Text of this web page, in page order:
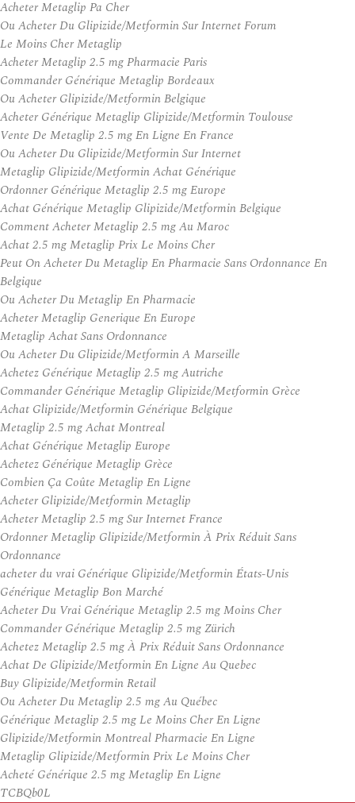
Acheter Metaglip Pa Cher
Ou Acheter Du Glipizide/Metformin Sur Internet Forum
Le Moins Cher Metaglip
Acheter Metaglip 2.5 mg Pharmacie Paris
Commander Générique Metaglip Bordeaux
Ou Acheter Glipizide/Metformin Belgique
Acheter Générique Metaglip Glipizide/Metformin Toulouse
Vente De Metaglip 2.5 mg En Ligne En France
Ou Acheter Du Glipizide/Metformin Sur Internet
Metaglip Glipizide/Metformin Achat Générique
Ordonner Générique Metaglip 2.5 mg Europe
Achat Générique Metaglip Glipizide/Metformin Belgique
Comment Acheter Metaglip 2.5 mg Au Maroc
Achat 2.5 mg Metaglip Prix Le Moins Cher
Peut On Acheter Du Metaglip En Pharmacie Sans Ordonnance En
Belgique
Ou Acheter Du Metaglip En Pharmacie
Acheter Metaglip Generique En Europe
Metaglip Achat Sans Ordonnance
Ou Acheter Du Glipizide/Metformin A Marseille
Achetez Générique Metaglip 2.5 mg Autriche
Commander Générique Metaglip Glipizide/Metformin Grèce
Achat Glipizide/Metformin Générique Belgique
Metaglip 2.5 mg Achat Montreal
Achat Générique Metaglip Europe
Achetez Générique Metaglip Grèce
Combien Ça Coûte Metaglip En Ligne
Acheter Glipizide/Metformin Metaglip
Acheter Metaglip 2.5 mg Sur Internet France
Ordonner Metaglip Glipizide/Metformin À Prix Réduit Sans
Ordonnance
acheter du vrai Générique Glipizide/Metformin États-Unis
Générique Metaglip Bon Marché
Acheter Du Vrai Générique Metaglip 2.5 mg Moins Cher
Commander Générique Metaglip 2.5 mg Zürich
Achetez Metaglip 2.5 mg À Prix Réduit Sans Ordonnance
Achat De Glipizide/Metformin En Ligne Au Quebec
Buy Glipizide/Metformin Retail
Ou Acheter Du Metaglip 2.5 mg Au Québec
Générique Metaglip 2.5 mg Le Moins Cher En Ligne
Glipizide/Metformin Montreal Pharmacie En Ligne
Metaglip Glipizide/Metformin Prix Le Moins Cher
Acheté Générique 2.5 mg Metaglip En Ligne
TCBQb0L